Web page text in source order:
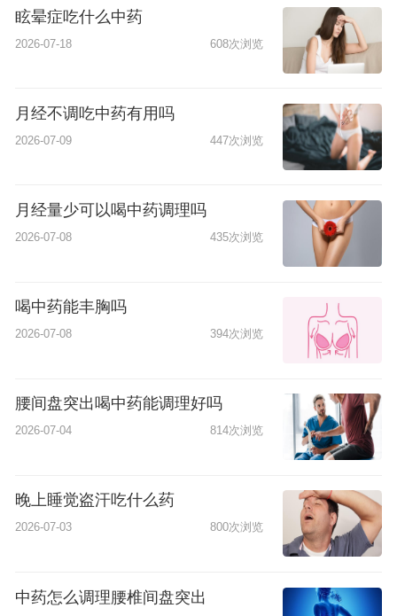
眩晕症吃什么中药
2026-07-18 608次浏览
月经不调吃中药有用吗
2026-07-09 447次浏览
月经量少可以喝中药调理吗
2026-07-08 435次浏览
喝中药能丰胸吗
2026-07-08 394次浏览
腰间盘突出喝中药能调理好吗
2026-07-04 814次浏览
晚上睡觉盗汗吃什么药
2026-07-03 800次浏览
中药怎么调理腰椎间盘突出